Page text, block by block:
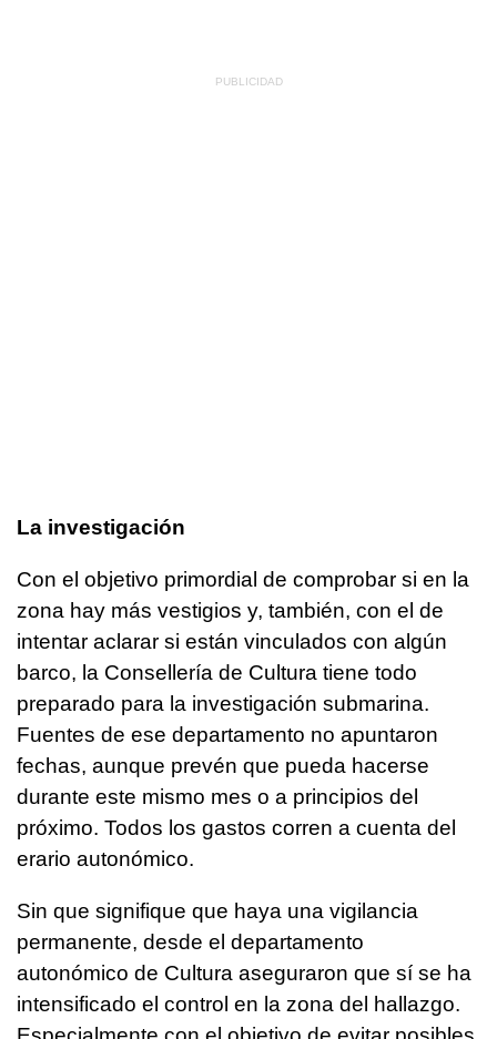
La investigación
Con el objetivo primordial de comprobar si en la
zona hay más vestigios y, también, con el de
intentar aclarar si están vinculados con algún
barco, la Consellería de Cultura tiene todo
preparado para la investigación submarina.
Fuentes de ese departamento no apuntaron
fechas, aunque prevén que pueda hacerse
durante este mismo mes o a principios del
próximo. Todos los gastos corren a cuenta del
erario autonómico.
Sin que signifique que haya una vigilancia
permanente, desde el departamento
autonómico de Cultura aseguraron que sí se ha
intensificado el control en la zona del hallazgo.